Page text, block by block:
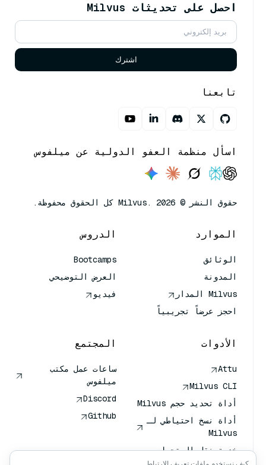
احصل على تحديثات Milvus
اشترك
تابعنا
اسأل منظمة العفو الدولية عن ميلفوس
حقوق النشر © Milvus. 2026 كل الحقوق محفوظة.
الموارد
الوثائق
المدونة
Milvus المدار
احجز عرضاً تجريبياً
الدروس
Bootcamps
العرض التوضيحي
فيديو
الأدوات
Attu
Milvus CLI
أداة تحديد حجم Milvus
أداة نسخ احتياطي لـ
Milvus
خدمة نقل المتجهات
(VTS)
المجتمع
ساعات عمل مكتب
ميلفوس
Discord
Github